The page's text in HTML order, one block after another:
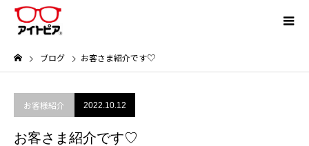
ブログ お客さま紹介です♡
お客様紹介 2022.10.12
お客さま紹介です♡